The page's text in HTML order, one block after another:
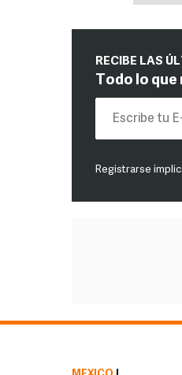
RECIBE LAS
Todo lo
Registrarse